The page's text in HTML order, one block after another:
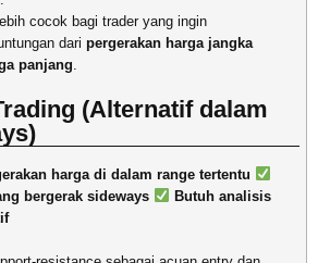
cocok bagi trader yang ingin
dari pergerakan harga jangka
panjang.
(Alternatif dalam
harga di dalam range tertentu
bergerak sideways
Butuh analisis